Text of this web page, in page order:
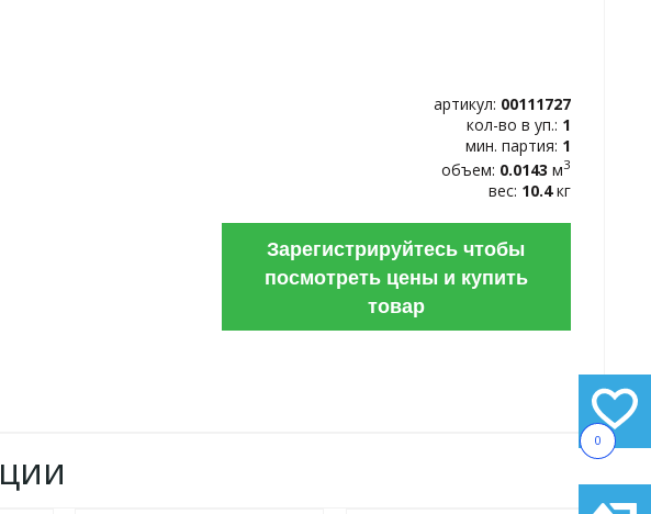
0
артикул: 00111727
кол-во в уп.: 1
мин. партия: 1
объем: 0.0143 м3
вес: 10.4кг
Зарегистрируйтесь чтобы
посмотреть цены и купить
товар